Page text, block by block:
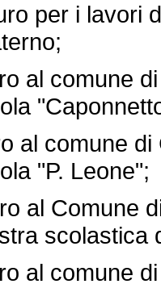
per i lavori
al comune
al comune
"P. Leone";
al Comune
scolastica
al comune